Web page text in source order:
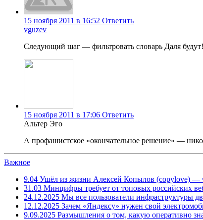
15 ноября 2011 в 16:52 Ответить
vguzev
Следующий шаг — фильтровать словарь Даля
15 ноября 2011 в 17:06 Ответить
Альтер Эго
А профашистское «окончательное решение» —
Важное
9.04 Ушёл из жизни Алексей Копылов (copylove) —
31.03 Минцифры требует от топовых российских
24.12.2025 Мы все пользователи инфраструктуры
12.12.2025 Зачем «Яндексу» нужен свой
9.09.2025 Размышления о том, какую оперативно